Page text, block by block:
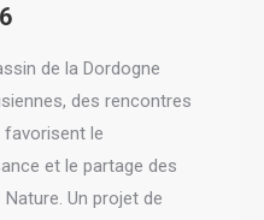
de la Dordogne
des rencontres
le
et le partage des
Un projet de